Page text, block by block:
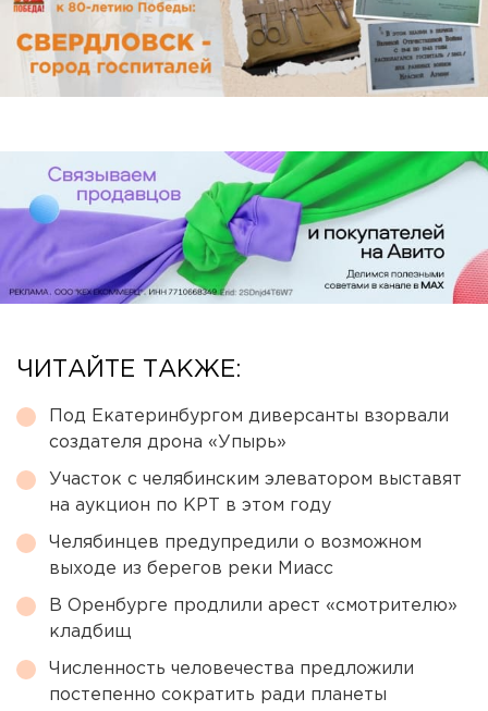
ЧИТАЙТЕ ТАКЖЕ:
Под Екатеринбургом диверсанты взорвали
создателя дрона «Упырь»
Участок с челябинским элеватором выставят
на аукцион по КРТ в этом году
Челябинцев предупредили о возможном
выходе из берегов реки Миасс
В Оренбурге продлили арест «смотрителю»
кладбищ
Численность человечества предложили
постепенно сократить ради планеты